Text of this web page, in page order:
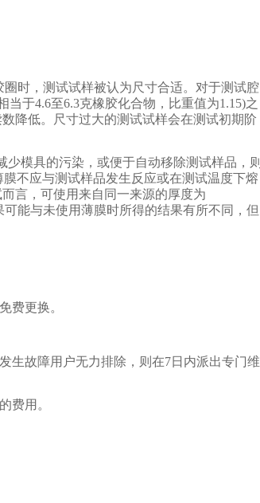
时，测试试样被认为尺寸合适。对于测试腔
于4.6至6.3克橡胶化合物，比重值为1.15)之
降低。尺寸过大的测试试样会在测试初期阶
模具的污染，或便于自动移除测试样品，则
不应与测试样品发生反应或在测试温度下熔
言，可使用来自同一来源的厚度为
可能与未使用薄膜时所得的结果有所不同，但
费更换。
生故障用户无力排除，则在7日内派出专门维
费用。